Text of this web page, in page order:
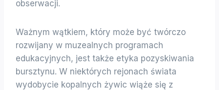
obserwacji.
Ważnym wątkiem, który może być twórczo
rozwijany w muzealnych programach
edukacyjnych, jest także etyka pozyskiwania
bursztynu. W niektórych rejonach świata
wydobycie kopalnych żywic wiąże się z